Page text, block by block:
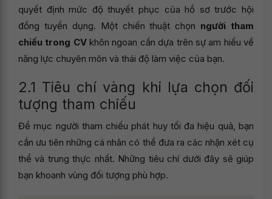
quyết định mức độ thuyết phục của hồ sơ trước hội
đồng tuyển dụng. Một chiến thuật chọn người tham
chiếu trong CVkhôn ngoan cần dựa trên sự am hiểu về
năng lực chuyên môn và thái độ làm việc của bạn.
2.1 Tiêu chí vàng khi lựa chọn đối
tượng tham chiếu
Để mục người tham chiếu phát huy tối đa hiệu quả, bạn
cần ưu tiên những cá nhân có thể đưa ra các nhận xét cụ
thể và trung thực nhất. Những tiêu chí dưới đây sẽ giúp
bạn khoanh vùng đối tượng phù hợp.